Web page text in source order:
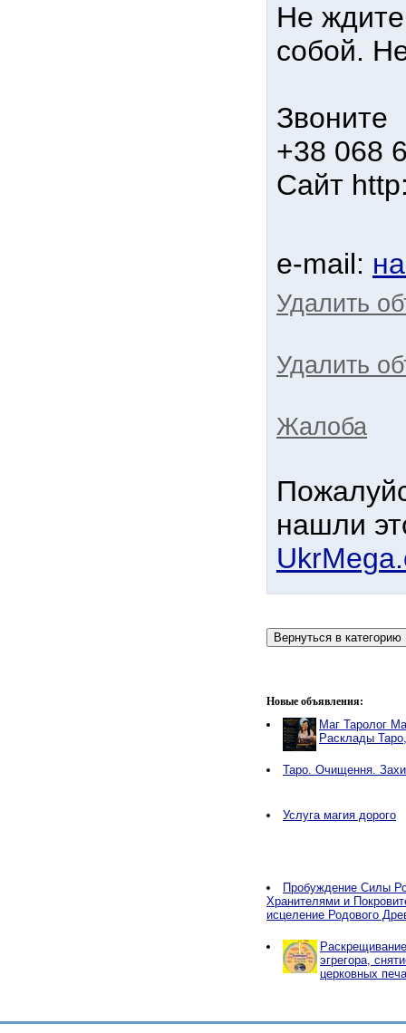
Не
собой.
Звоните
+38 068
Сайт
e-mail:
Удалить
Удалить
Жалоба
нашли
Новые объявления:
Маг Таролог
Расклады
Таро. Очищення.
Услуга магия дорого
Пробуждение Силы
Хранителями и
исцеление Родового
эгрегора,
церковных